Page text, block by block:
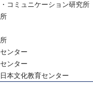
コミュニケーション研究所
ンター
ンター
本文化教育センター